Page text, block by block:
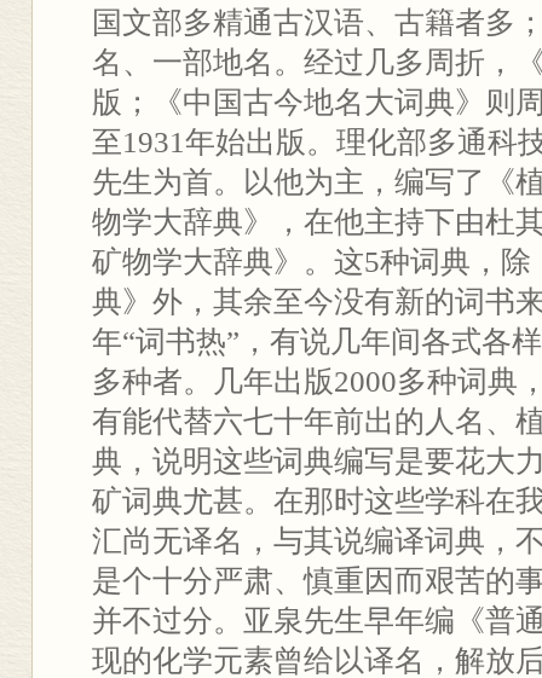
国文部多精通古汉语、古籍者多
名、一部地名。经过几多周折，
版；《中国古今地名大词典》则
至1931年始出版。理化部多通科
先生为首。以他为主，编写了《
物学大辞典》，在他主持下由杜
矿物学大辞典》。这5种词典，
典》外，其余至今没有新的词书
年“词书热”，有说几年间各式各
多种者。几年出版2000多种词典
有能代替六七十年前出的人名、
典，说明这些词典编写是要花大
矿词典尤甚。在那时这些学科在
汇尚无译名，与其说编译词典，
是个十分严肃、慎重因而艰苦的
并不过分。亚泉先生早年编《普
现的化学元素曾给以译名，解放